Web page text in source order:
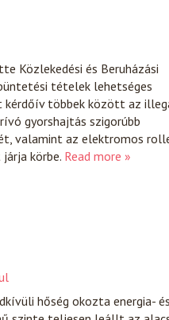
Közlekedési és Beruházási
tételek lehetséges
kérdőív többek között az
gyorshajtás szigorúbb
valamint az elektromos
körbe. Read more »
hőség okozta energia- és